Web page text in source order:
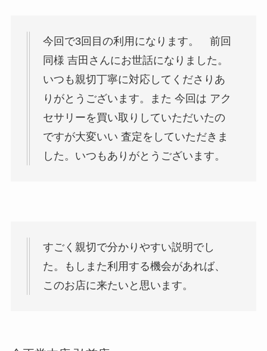
今回で3回目の利用になります。 前回
同様 吉田さんにお世話になりました。
いつも親切丁寧に対応してくださりあ
りがとうございます。また 今回は アク
セサリーを買い取りしていただいたの
ですが大変いい 査定をしていただきま
した。いつもありがとうございます。
すごく親切で分かりやすい説明でし
た。もしまた利用する機会があれば、
このお店に来たいと思います。